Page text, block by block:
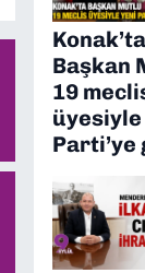
Konak’ta
Başkan
19
üyesiyle
Parti’ye